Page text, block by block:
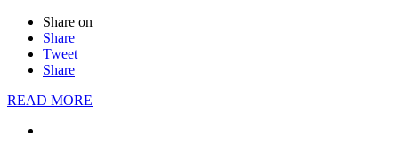
Share on
Share
Tweet
Share
READ MORE